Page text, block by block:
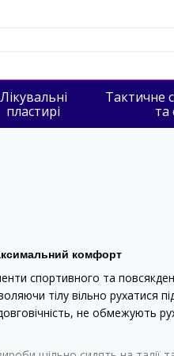
Лікувальні
пластирі
Тактичне
та
комфорт
спортивного та
тілу вільно
не обмежують